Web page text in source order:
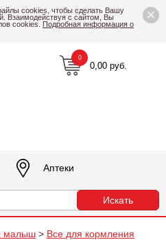
×
cookies, чтобы сделать Вашу
Взаимодействуя с сайтом, Вы
cookies. Подробная информация о
0,00 руб.
0
Аптеки
малыш > Все для кормления